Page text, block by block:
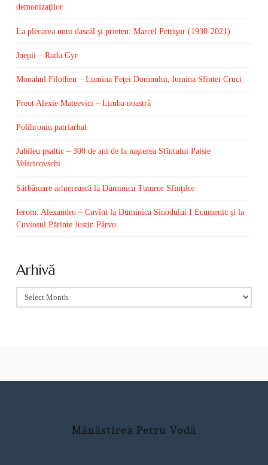
demonizaţilor
La plecarea unui dascăl şi prieten: Marcel Petrişor (1930-2021)
Jnepii – Radu Gyr
Monahul Filotheu – Lumina Feţei Domnului, lumina Sfintei Cruci
Preot Alexie Mateevici – Limba noastră
Polihroniu patriarhal
Jubileu psaltic – 300 de ani de la naşterea Sfîntului Paisie
Velicicovschi
Sărbătoare arhierească la Duminica Tuturor Sfinţilor
Ierom. Alexandru – Cuvînt la Duminica Sinodului I Ecumenic şi la
Cuviosul Părinte Justin Pârvu
Arhivă
Arhivă
Mănăstirea Petru Vodă